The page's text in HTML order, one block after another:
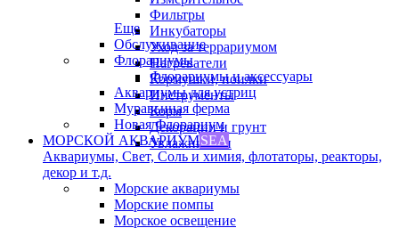
Фильтры
Инкубаторы
Уход за террариумом
Нагреватели
Кормушки, поилки
Инструменты
Корм
Декорации и грунт
Увлажнители
Еще
Обслуживание
Флорариумы
Флорариумы и аксессуары
Аквариумы для устриц
Муравьиная ферма
Новая Флорариум
МОРСКОЙ АКВАРИУМSEA
Аквариумы, Свет, Соль и химия, флотаторы, реакторы,
декор и т.д.
Морские аквариумы
Морские помпы
Морское освещение